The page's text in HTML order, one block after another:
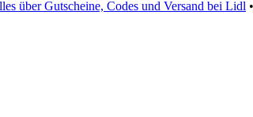
über Gutscheine, Codes und Versand bei Lidl •